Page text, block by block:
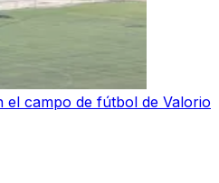
el campo de fútbol de Valorio